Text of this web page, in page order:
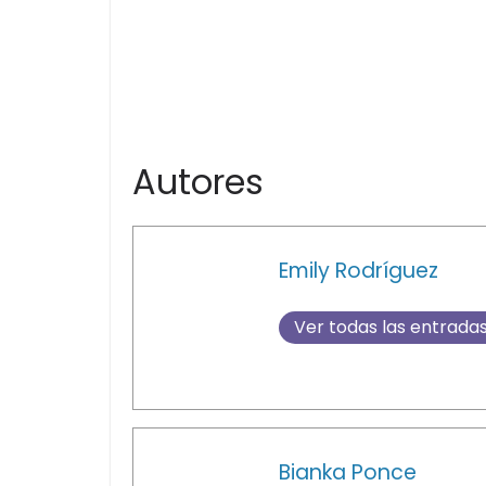
Autores
Emily Rodríguez
Ver todas las
Bianka Ponce